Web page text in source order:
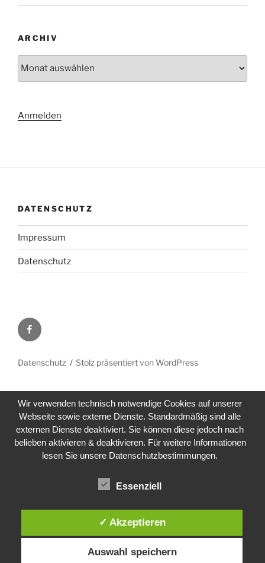
ARCHIV
Anmelden
DATENSCHUTZ
Impressum
Datenschutz
Facebook
Datenschutz Stolz präsentiert von WordPress
Wir verwenden technisch notwendige Cookies auf unserer
Webseite sowie externe Dienste. Standardmäßig sind alle
externen Dienste deaktiviert. Sie können diese jedoch nach
belieben aktivieren & deaktivieren. Für weitere Informationen
lesen Sie unsere Datenschutzbestimmungen.
Essenziell
✓ Akzeptieren
Auswahl speichern